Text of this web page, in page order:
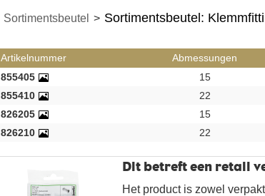
Sortimentsbeutel > Sortimentsbeutel:
Artikelnummer
Abmessungen
855405
15
855410
22
826205
15
826210
22
Dit betreft een retail
Het product is zowel